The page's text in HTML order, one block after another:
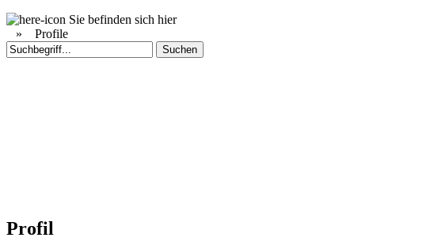
Sie befinden sich hier
» Profile
Profil